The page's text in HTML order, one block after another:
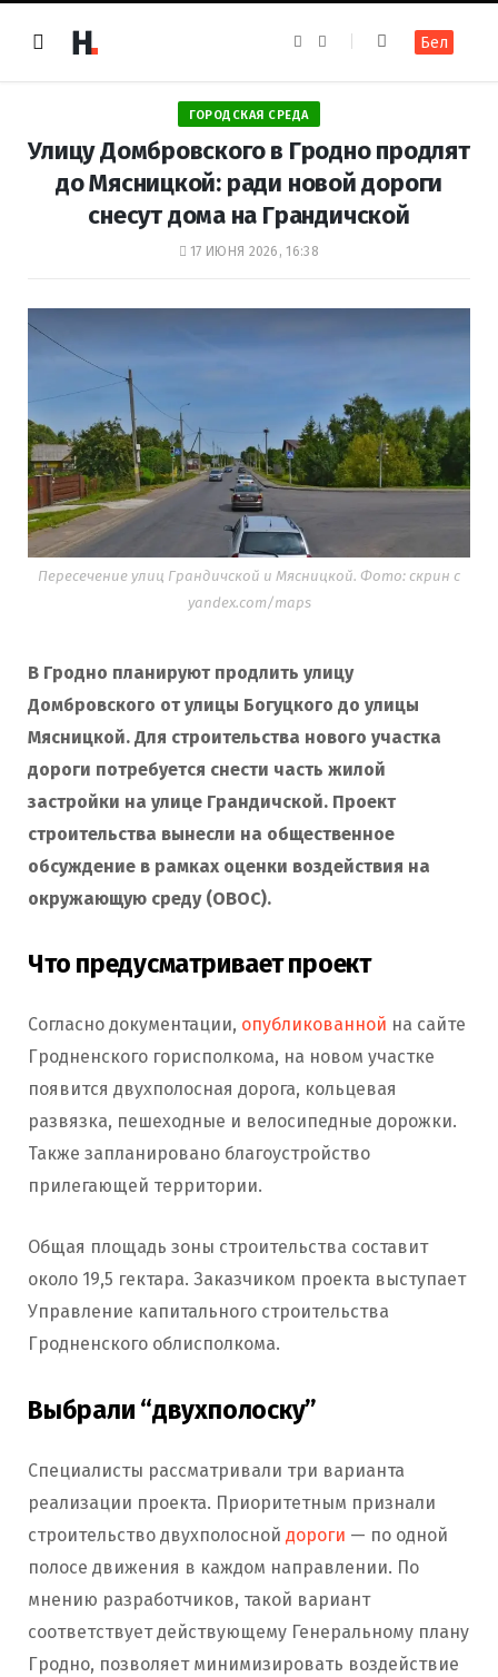
e
b
o
o
k
t
a
m
Бел
ГОРОДСКАЯ СРЕДА
Улицу Домбровского в Гродно продлят
до Мясницкой: ради новой дороги
снесут дома на Грандичской
17 ИЮНЯ 2026, 16:38
Пересечение улиц Грандичской и Мясницкой. Фото: скрин с
yandex.com/maps
В Гродно планируют продлить улицу
Домбровского от улицы Богуцкого до улицы
Мясницкой. Для строительства нового участка
дороги потребуется снести часть жилой
застройки на улице Грандичской. Проект
строительства вынесли на общественное
обсуждение в рамках оценки воздействия на
окружающую среду (ОВОС).
Что предусматривает проект
Согласно документации, опубликованной на сайте
Гродненского горисполкома, на новом участке
появится двухполосная дорога, кольцевая
развязка, пешеходные и велосипедные дорожки.
Также запланировано благоустройство
прилегающей территории.
Общая площадь зоны строительства составит
около 19,5 гектара. Заказчиком проекта выступает
Управление капитального строительства
Гродненского облисполкома.
Выбрали “двухполоску”
Специалисты рассматривали три варианта
реализации проекта. Приоритетным признали
строительство двухполосной дороги — по одной
полосе движения в каждом направлении. По
мнению разработчиков, такой вариант
соответствует действующему Генеральному плану
Гродно, позволяет минимизировать воздействие